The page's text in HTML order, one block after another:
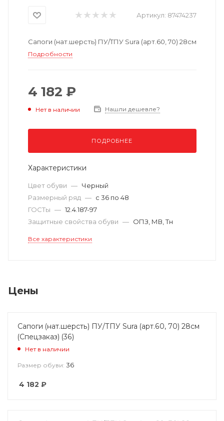
Артикул: 87474237
Сапоги (нат.шерсть) ПУ/ТПУ Sura (арт.60, 70) 28см
Подробности
4 182 ₽
Нет в наличии Нашли дешевле?
ПОДРОБНЕЕ
Характеристики
Цвет обуви — Черный
Размерный ряд — с 36 по 48
ГОСТы — 12.4.187-97
Защитные свойства обуви — ОПЗ, МВ, Тн
Все характеристики
Цены
Сапоги (нат.шерсть) ПУ/ТПУ Sura (арт.60, 70) 28см
(Спецзаказ) (36)
Нет в наличии
Размер обуви: 36
4 182 ₽